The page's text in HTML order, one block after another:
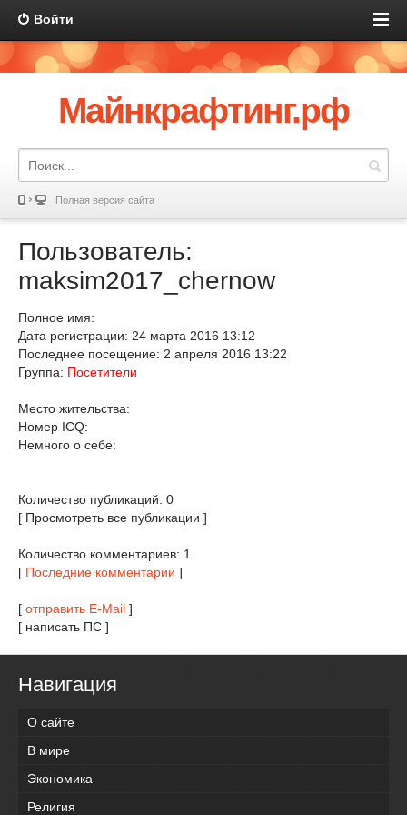
Войти
Майнкрафтинг.рф
Полная версия сайта
Пользователь:
maksim2017_chernow
Полное имя:
Дата регистрации: 24 марта 2016 13:12
Последнее посещение: 2 апреля 2016 13:22
Группа: Посетители
Место жительства:
Номер ICQ:
Немного о себе:
Количество публикаций: 0
[ Просмотреть все публикации ]
Количество комментариев: 1
[ Последние комментарии ]
[ отправить E-Mail ]
[ написать ПС ]
Навигация
О сайте
В мире
Экономика
Религия